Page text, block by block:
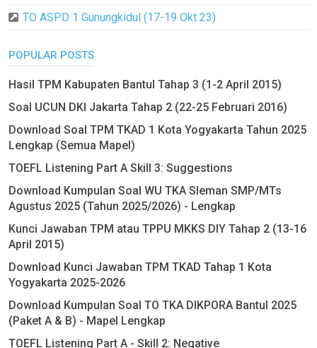
TO ASPD 1 Gunungkidul (17-19 Okt 23)
POPULAR POSTS
Hasil TPM Kabupaten Bantul Tahap 3 (1-2 April 2015)
Soal UCUN DKI Jakarta Tahap 2 (22-25 Februari 2016)
Download Soal TPM TKAD 1 Kota Yogyakarta Tahun 2025
Lengkap (Semua Mapel)
TOEFL Listening Part A Skill 3: Suggestions
Download Kumpulan Soal WU TKA Sleman SMP/MTs
Agustus 2025 (Tahun 2025/2026) - Lengkap
Kunci Jawaban TPM atau TPPU MKKS DIY Tahap 2 (13-16
April 2015)
Download Kunci Jawaban TPM TKAD Tahap 1 Kota
Yogyakarta 2025-2026
Download Kumpulan Soal TO TKA DIKPORA Bantul 2025
(Paket A & B) - Mapel Lengkap
TOEFL Listening Part A - Skill 2: Negative